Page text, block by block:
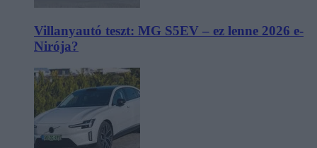
Villanyautó teszt: MG S5EV – ez lenne 2026 e-
Nirója?